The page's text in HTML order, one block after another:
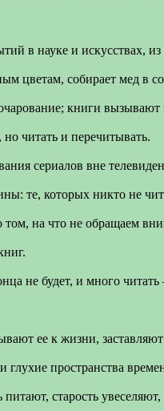
в науке и искусствах,
цветам, собирает мед в
книги
читать и перечитывать.
сериалов вне
те, которых никто не
на что не обращаем
не будет, и много
ее к жизни,
пространства
старость